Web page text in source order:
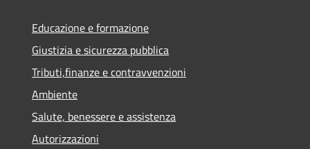
Educazione e formazione
Giustizia e sicurezza pubblica
Tributi,finanze e contravvenzioni
Ambiente
Salute, benessere e assistenza
Autorizzazioni